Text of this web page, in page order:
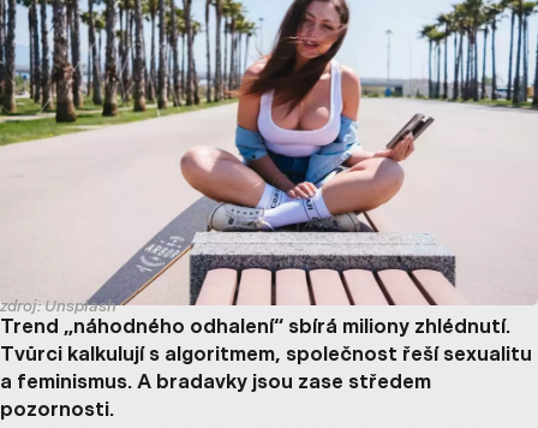
zdroj: Unsplash
Trend „náhodného odhalení“ sbírá miliony zhlédnutí.
Tvůrci kalkulují s algoritmem, společnost řeší sexualitu
a feminismus. A bradavky jsou zase středem
pozornosti.